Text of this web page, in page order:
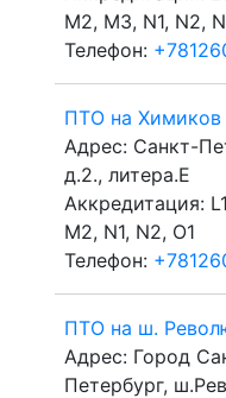
M2, M3, N1, N2,
Телефон:
ПТО на Химиков
Адрес: Санкт-
д.2., литера.Е
Аккредитация:
M2, N1, N2, O1
Телефон:
ПТО на ш.
Адрес: Город
Петербург,